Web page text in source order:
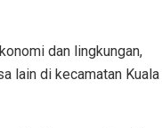
dan lingkungan,
lain di kecamatan